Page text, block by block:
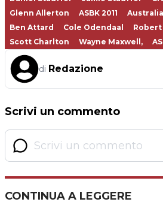
Glenn Allerton
ASBK 2011
Ben Attard
Cole Odendaal
Scott Charlton
Wayne Maxwell,
di Redazione
Scrivi un commento
CONTINUA A LEGGERE